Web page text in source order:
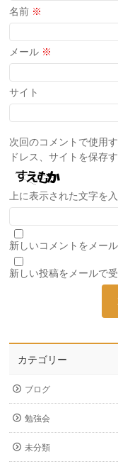
名前 ※
メール ※
サイト
次回のコメントで使用
ドレス、サイトを保存す
上に表示された文字を
新しいコメントをメー
新しい投稿をメールで
カテゴリー
ブログ
勉強会
未分類